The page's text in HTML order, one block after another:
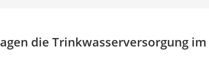
die Trinkwasserversorgung im